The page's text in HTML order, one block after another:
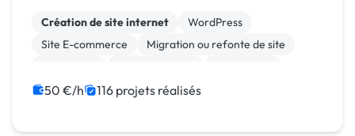
Création de site internet
WordPress
Site E-commerce
Migration ou refonte de site
WooCommerce
Développement spécifique
50 €/h 116 projets réalisés